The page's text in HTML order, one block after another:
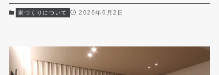
家づくりについて 2026年6月2日